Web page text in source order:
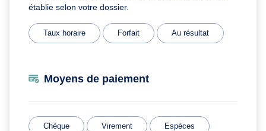
établie selon votre dossier.
Taux horaire Forfait Au résultat
Moyens de paiement
Chèque Virement Espèces